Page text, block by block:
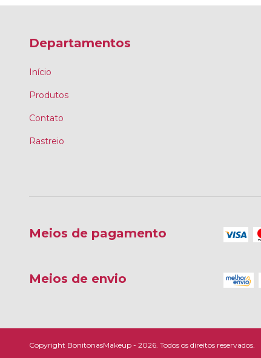
Departamentos
Início
Produtos
Contato
Rastreio
Meios de pagamento
Meios de envio
Copyright BonitonasMakeup - 2026. Todos os direitos reservados.